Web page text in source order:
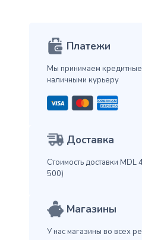
Платежи
Мы принимаем
наличными курьеру
Доставка
Стоимость доставки MDL
500)
Магазины
У нас магазины во всех